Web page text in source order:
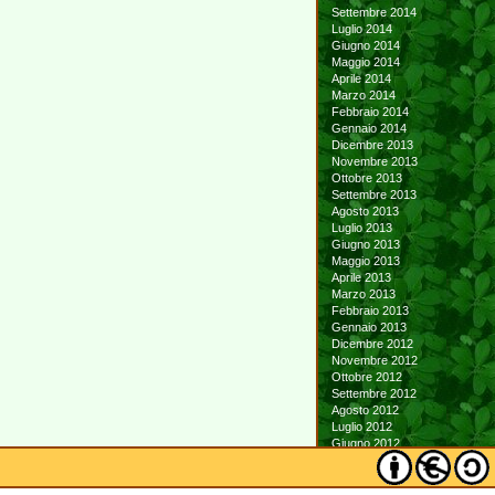
Settembre 2014
Luglio 2014
Giugno 2014
Maggio 2014
Aprile 2014
Marzo 2014
Febbraio 2014
Gennaio 2014
Dicembre 2013
Novembre 2013
Ottobre 2013
Settembre 2013
Agosto 2013
Luglio 2013
Giugno 2013
Maggio 2013
Aprile 2013
Marzo 2013
Febbraio 2013
Gennaio 2013
Dicembre 2012
Novembre 2012
Ottobre 2012
Settembre 2012
Agosto 2012
Luglio 2012
Giugno 2012
Maggio 2012
Aprile 2012